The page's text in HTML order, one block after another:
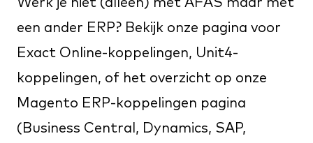
Werk je niet (alleen) met AFAS maar met
een ander ERP? Bekijk onze pagina voor
Exact Online-koppelingen, Unit4-
koppelingen, of het overzicht op onze
Magento ERP-koppelingen pagina
(Business Central, Dynamics, SAP,